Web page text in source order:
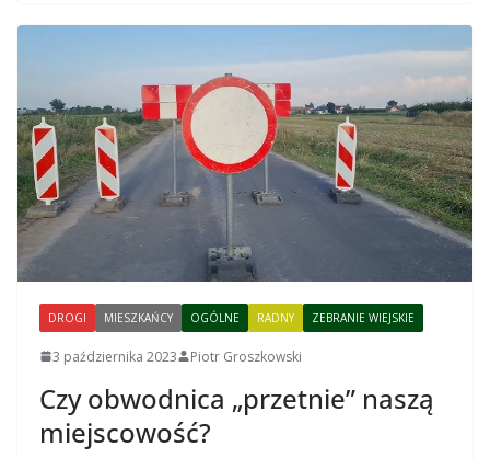
DROGI MIESZKAŃCY OGÓLNE RADNY ZEBRANIE WIEJSKIE
3 października 2023 Piotr Groszkowski
Czy obwodnica „przetnie” naszą
miejscowość?